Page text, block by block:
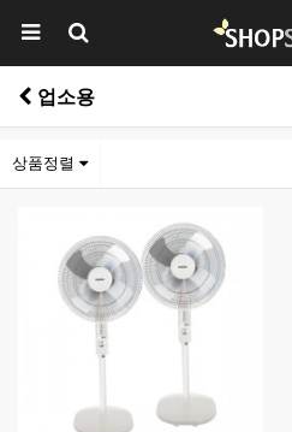
업소용
상품정렬